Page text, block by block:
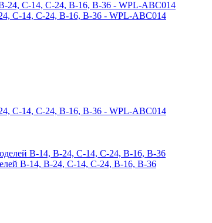
C-14, C-24, B-16, B-36 - WPL-ABC014
C-14, C-24, B-16, B-36 - WPL-ABC014
B-14, B-24, C-14, C-24, B-16, B-36